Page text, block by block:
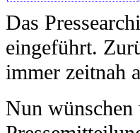
Das
eingeführt.
immer zeitnah
Nun